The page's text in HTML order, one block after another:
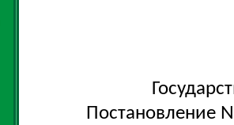
Постановление